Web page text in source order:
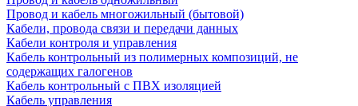
Провод и кабель многожильный (бытовой)
Кабели, провода связи и передачи данных
Кабели контроля и управления
Кабель контрольный из полимерных композиций, не
содержащих галогенов
Кабель контрольный с ПВХ изоляцией
Кабель управления